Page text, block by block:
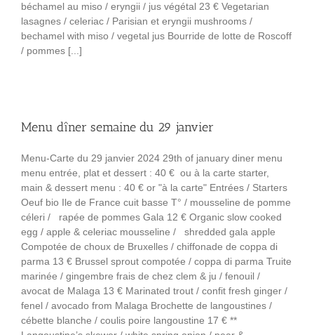
béchamel au miso / eryngii / jus végétal 23 € Vegetarian
lasagnes / celeriac / Parisian et eryngii mushrooms /
bechamel with miso / vegetal jus Bourride de lotte de Roscoff
/ pommes [...]
Menu dîner semaine du 29 janvier
Menu-Carte du 29 janvier 2024 29th of january diner menu
menu entrée, plat et dessert : 40 € ou à la carte starter,
main & dessert menu : 40 € or "à la carte" Entrées / Starters
Oeuf bio Ile de France cuit basse T° / mousseline de pomme
céleri / rapée de pommes Gala 12 € Organic slow cooked
egg / apple & celeriac mousseline / shredded gala apple
Compotée de choux de Bruxelles / chiffonade de coppa di
parma 13 € Brussel sprout compotée / coppa di parma Truite
marinée / gingembre frais de chez clem & ju / fenouil /
avocat de Malaga 13 € Marinated trout / confit fresh ginger /
fenel / avocado from Malaga Brochette de langoustines /
cébette blanche / coulis poire langoustine 17 € **